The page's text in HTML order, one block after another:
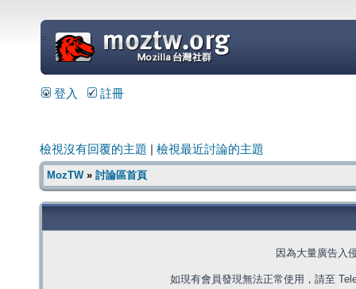
=
登入 註冊
檢視沒有回覆的主題 檢視最近討論的主題
MozTW» 討論區首頁
因為大量廣告入
如現有會員發現無法正常使用，請至